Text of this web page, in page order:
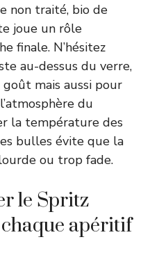
non traité, bio de
joue un rôle
finale. N’hésitez
au-dessus du verre,
mais aussi pour
du
la température des
bulles évite que la
ou trop fade.
le Spritz
apéritif